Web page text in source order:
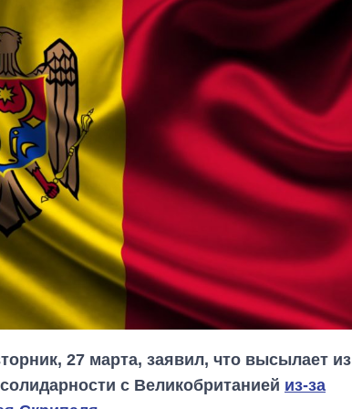
27 марта, заявил, что высылает из
с Великобританией из-за